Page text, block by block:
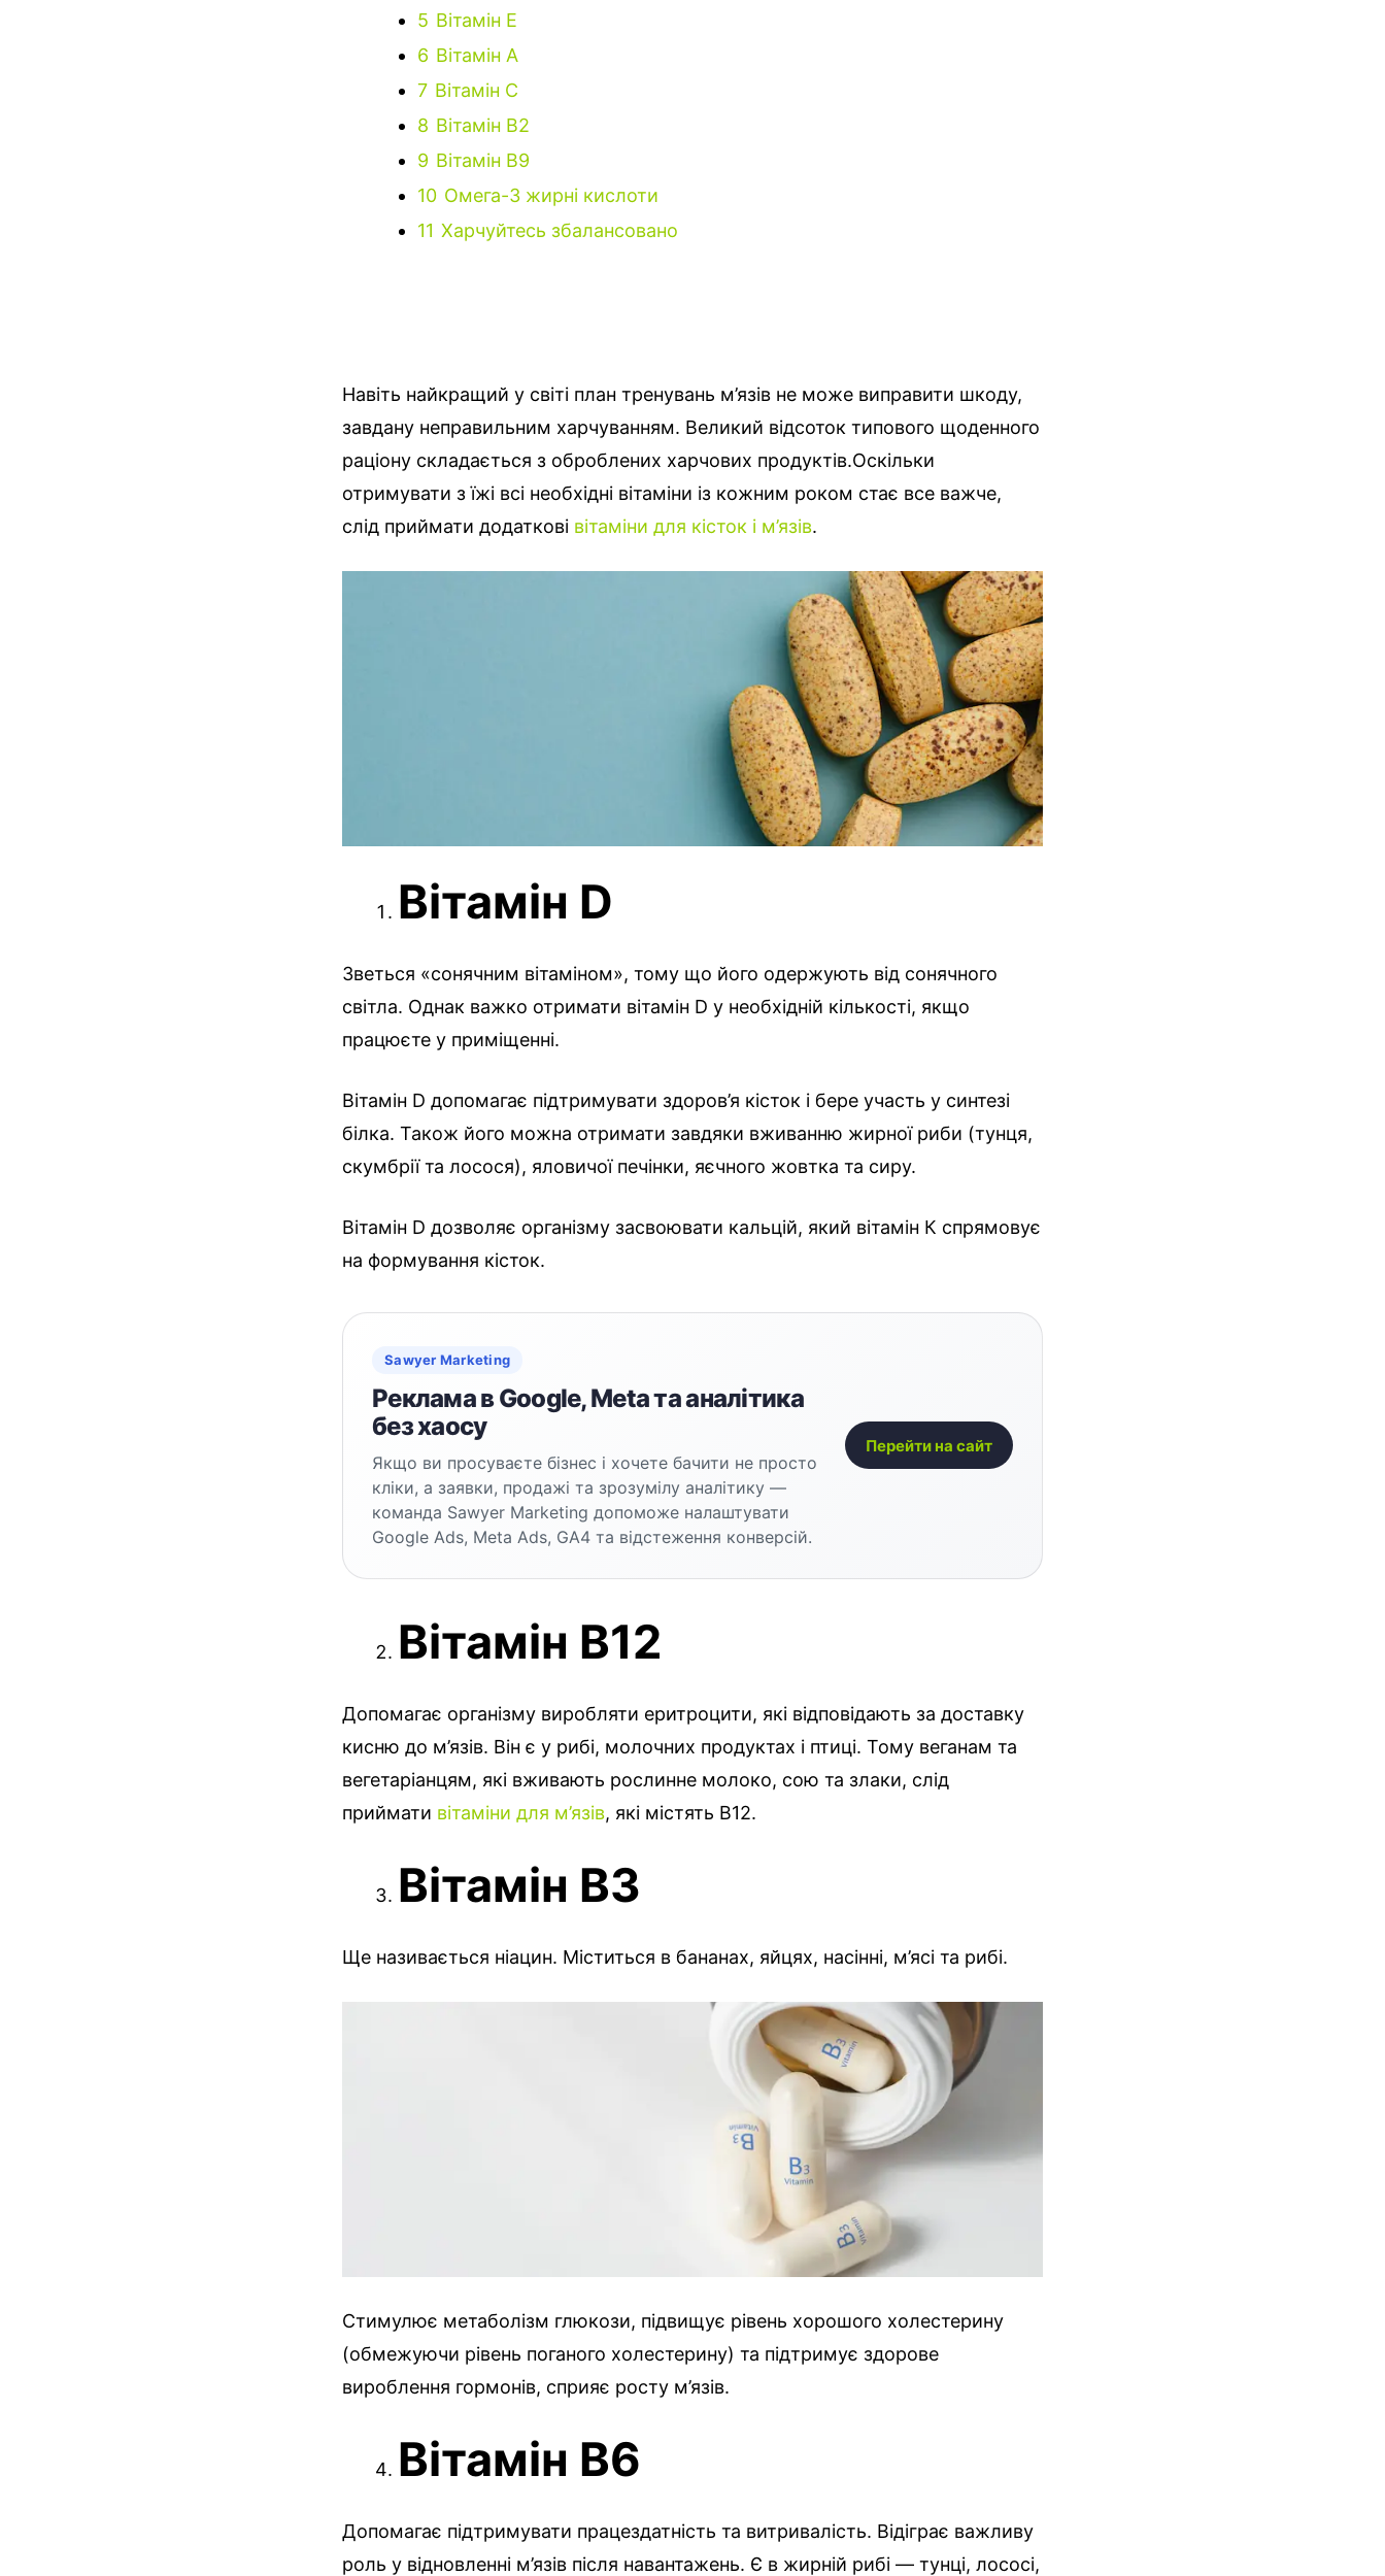
5 Вітамін Е
6 Вітамін А
7 Вітамін C
8 Вітамін В2
9 Вітамін B9
10 Омега-3 жирні кислоти
11 Харчуйтесь збалансовано
Навіть найкращий у світі план тренувань м’язів не може виправити шкоду,
завдану неправильним харчуванням. Великий відсоток типового щоденного
раціону складається з оброблених харчових продуктів.Оскільки
отримувати з їжі всі необхідні вітаміни із кожним роком стає все важче,
слід приймати додаткові вітаміни для кісток і м’язів.
Вітамін D
Зветься «сонячним вітаміном», тому що його одержують від сонячного
світла. Однак важко отримати вітамін D у необхідній кількості, якщо
працюєте у приміщенні.
Вітамін D допомагає підтримувати здоров’я кісток і бере участь у синтезі
білка. Також його можна отримати завдяки вживанню жирної риби (тунця,
скумбрії та лосося), яловичої печінки, яєчного жовтка та сиру.
Вітамін D дозволяє організму засвоювати кальцій, який вітамін К спрямовує
на формування кісток.
Sawyer Marketing
Реклама в Google, Meta та аналітика
без хаосу
Якщо ви просуваєте бізнес і хочете бачити не просто
кліки, а заявки, продажі та зрозумілу аналітику —
команда Sawyer Marketing допоможе налаштувати
Google Ads, Meta Ads, GA4 та відстеження конверсій.
Перейти на сайт
Вітамін В12
Допомагає організму виробляти еритроцити, які відповідають за доставку
кисню до м’язів. Він є у рибі, молочних продуктах і птиці. Тому веганам та
вегетаріанцям, які вживають рослинне молоко, сою та злаки, слід
приймати вітаміни для м’язів, які містять B12.
Вітамін В3
Ще називається ніацин. Міститься в бананах, яйцях, насінні, м’ясі та рибі.
Стимулює метаболізм глюкози, підвищує рівень хорошого холестерину
(обмежуючи рівень поганого холестерину) та підтримує здорове
вироблення гормонів, сприяє росту м’язів.
Вітамін В6
Допомагає підтримувати працездатність та витривалість. Відіграє важливу
роль у відновленні м’язів після навантажень. Є в жирній рибі — тунці, лососі,